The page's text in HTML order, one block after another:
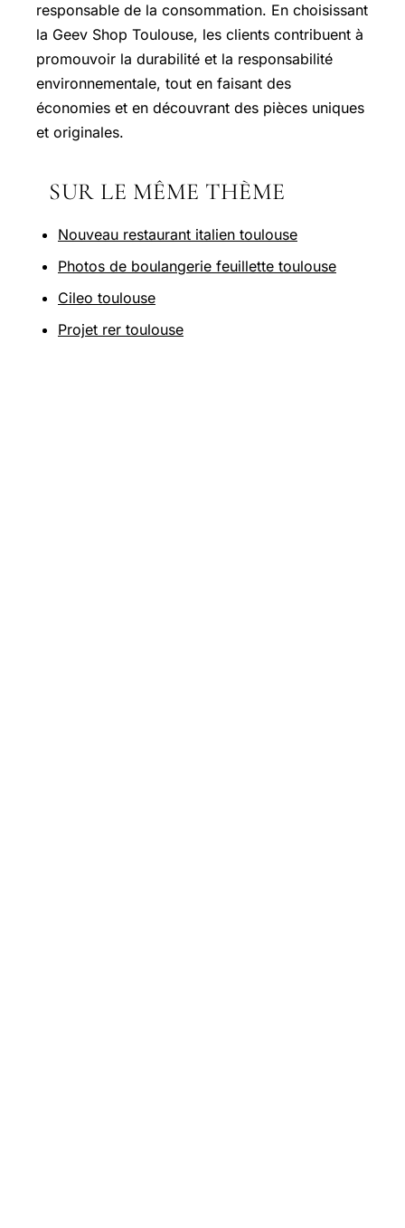
responsable de la consommation. En choisissant
la Geev Shop Toulouse, les clients contribuent à
promouvoir la durabilité et la responsabilité
environnementale, tout en faisant des
économies et en découvrant des pièces uniques
et originales.
SUR LE MÊME THÈME
Nouveau restaurant italien toulouse
Photos de boulangerie feuillette toulouse
Cileo toulouse
Projet rer toulouse